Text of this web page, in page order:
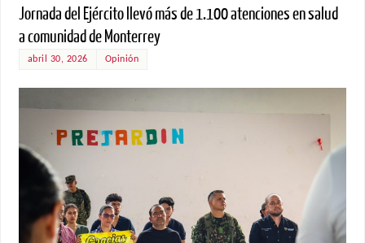
Jornada del Ejército llevó más de 1.100 atenciones en salud
a comunidad de Monterrey
abril 30, 2026 Opinión